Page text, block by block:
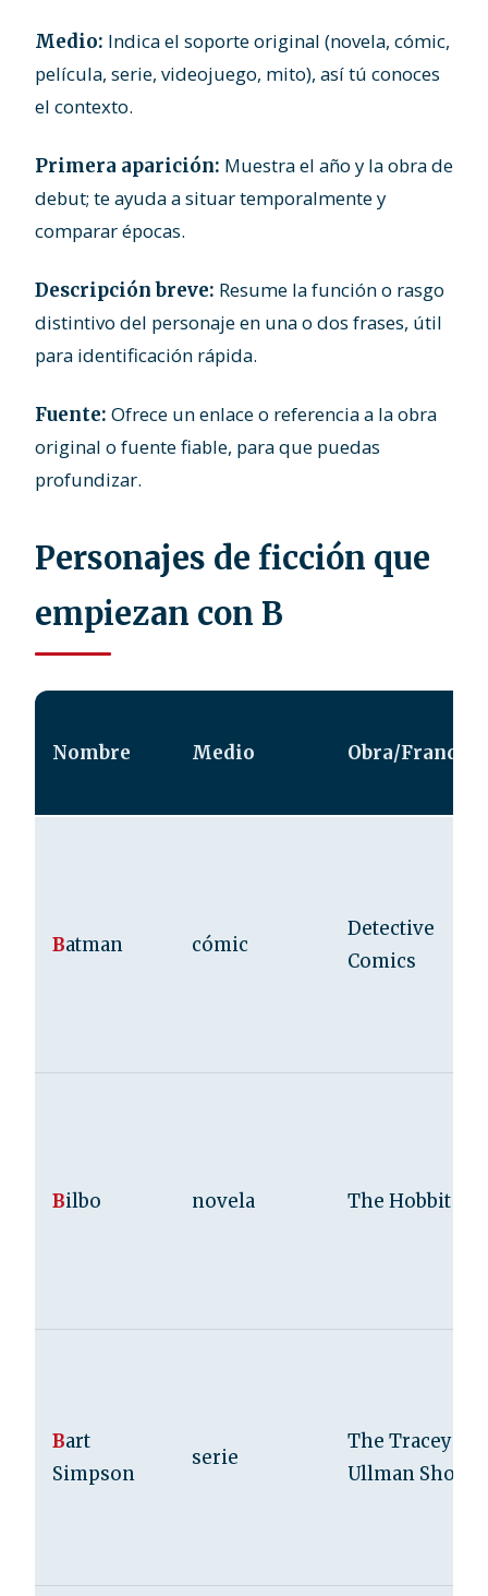
Medio: Indica el soporte original (novela, cómic,
película, serie, videojuego, mito), así tú conoces
el contexto.
Primera aparición: Muestra el año y la obra de
debut; te ayuda a situar temporalmente y
comparar épocas.
Descripción breve: Resume la función o rasgo
distintivo del personaje en una o dos frases, útil
para identificación rápida.
Fuente: Ofrece un enlace o referencia a la obra
original o fuente fiable, para que puedas
profundizar.
Personajes de ficción que
empiezan con B
Nombre Medio Obra/
Batman cómic
Detective
Comics
Bilbo novela The Hobbit
Bart
Simpson
serie
The Tracey
Ullman Show